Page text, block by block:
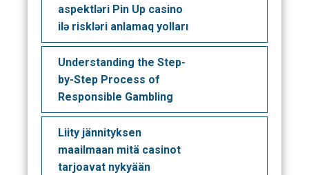
aspektləri Pin Up casino
ilə riskləri anlamaq yolları
Understanding the Step-
by-Step Process of
Responsible Gambling
Liity jännityksen
maailmaan mitä casinot
tarjoavat nykyään